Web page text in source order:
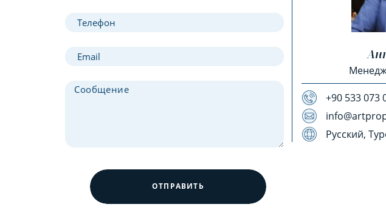
ОТПРАВИТЬ
+90 533 073
Русский,